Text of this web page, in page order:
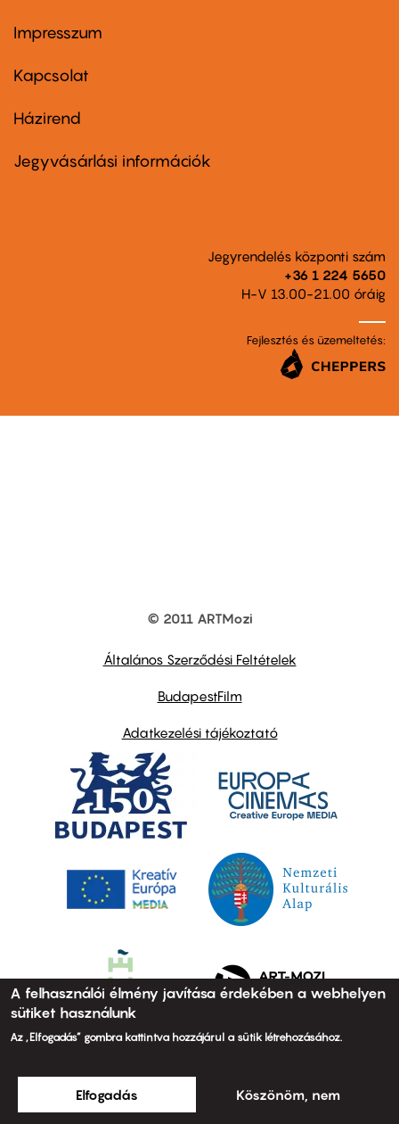
Footer
first
Impresszum
Kapcsolat
Footer
second
Házirend
Jegyvásárlási információk
Jegyrendelés központi szám
+36 1 224 5650
H-V 13.00-21.00 óráig
Fejlesztés és üzemeltetés:
© 2011 ARTMozi
Általános Szerződési Feltételek
BudapestFilm
Adatkezelési tájékoztató
A felhasználói élmény javítása érdekében a webhelyen
sütiket használunk
Az „Elfogadás” gombra kattintva hozzájárul a sütik létrehozásához.
Elfogadás Köszönöm, nem